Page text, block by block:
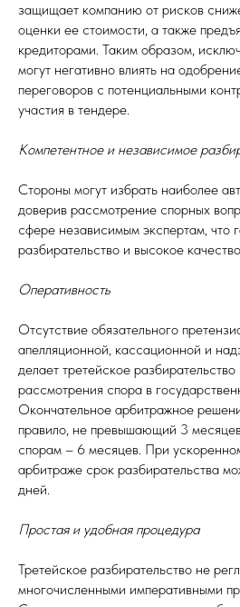
защищает компанию от рисков
оценки ее стоимости, а также
кредиторами. Таким образом,
могут негативно влиять на
переговоров с потенциальными
участия в тендере.
Компетентное и независимое
Стороны могут избрать наиболее
доверив рассмотрение спорных
сфере независимым экспертам, что
разбирательство и высокое
Оперативность
Отсутствие обязательного
апелляционной, кассационной и
делает третейское
рассмотрения спора в
Окончательное арбитражное
правило, не превышающий 3
спорам – 6 месяцев. При
арбитраже срок разбирательства
дней.
Простая и удобная процедура
Третейское разбирательство не
многочисленными императивными